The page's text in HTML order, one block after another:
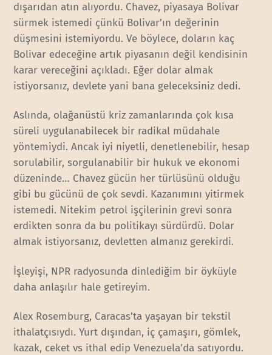
dışarıdan atın alıyordu. Chavez, piyasaya Bolivar
sürmek istemedi çünkü Bolivar’ın değerinin
düşmesini istemiyordu. Ve böylece, doların kaç
Bolivar edeceğine artık piyasanın değil kendisinin
karar vereceğini açıkladı. Eğer dolar almak
istiyorsanız, devlete yani bana geleceksiniz dedi.
Aslında, olağanüstü kriz zamanlarında çok kısa
süreli uygulanabilecek bir radikal müdahale
yöntemiydi. Ancak iyi niyetli, denetlenebilir, hesap
sorulabilir, sorgulanabilir bir hukuk ve ekonomi
düzeninde… Chavez gücün her türlüsünü olduğu
gibi bu gücünü de çok sevdi. Kazanımını yitirmek
istemedi. Nitekim petrol işçilerinin grevi sonra
erdikten sonra da bu politikayı sürdürdü. Dolar
almak istiyorsanız, devletten almanız gerekirdi.
İşleyişi, NPR radyosunda dinlediğim bir öyküyle
daha anlaşılır hale getireyim.
Alex Rosemburg, Caracas’ta yaşayan bir tekstil
ithalatçısıydı. Yurt dışından, iç çamaşırı, gömlek,
kazak, ceket vs ithal edip Venezuela’da satıyordu.